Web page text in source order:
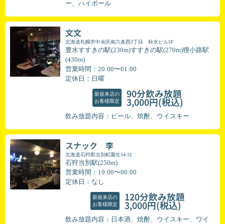
ー、ハイボール
文文
北海道札幌市中央区南六条西3丁目 秋水ビル5F
豊水すすきの駅(230m)すすきの駅(270m)狸小路駅
(430m)
営業時間：20:00〜01:00
定休日：日曜
新規来店の
お客様限定
90分飲み放題
3,000円(税込)
飲み放題内容：ビール、焼酎、ウイスキー
スナック 李
北海道石狩郡当別町園生54-31
石狩当別駅(250m)
営業時間：19:00〜00:00
定休日：なし
新規来店の
お客様限定
120分飲み放題
3,000円(税込)
飲み放題内容：日本酒、焼酎、ウイスキー、ワイ